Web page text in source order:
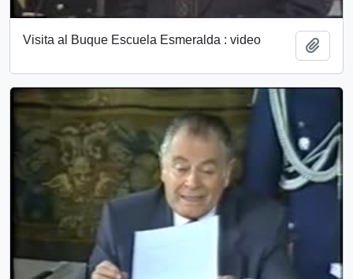
Visita al Buque Escuela Esmeralda : video